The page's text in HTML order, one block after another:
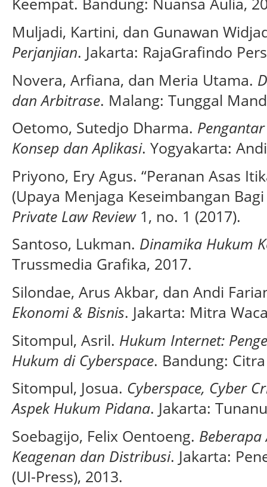
Muljadi, Kartini, dan Gunawan
Perjanjian. Jakarta: RajaGrafindo
Novera, Arfiana, dan Meria Utama.
dan Arbitrase. Malang: Tunggal
Oetomo, Sutedjo Dharma.
Konsep dan Aplikasi. Yogyakarta:
Priyono, Ery Agus. “Peranan Asas
(Upaya Menjaga Keseimbangan
Private Law Review1, no. 1 (2017).
Santoso, Lukman. Dinamika Hukum
Trussmedia Grafika, 2017.
Silondae, Arus Akbar, dan Andi
Ekonomi & Bisnis. Jakarta: Mitra
Sitompul, Asril. Hukum Internet:
Hukum di Cyberspace. Bandung:
Sitompul, Josua. Cyberspace, Cyber
Aspek Hukum Pidana. Jakarta:
Soebagijo, Felix Oentoeng.
Keagenan dan Distribusi. Jakarta:
(UI-Press), 2013.